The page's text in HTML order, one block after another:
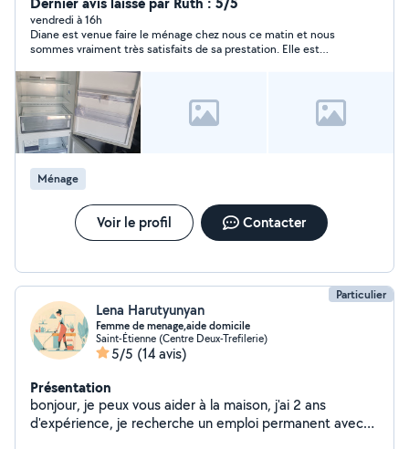
autonome, engagée et minutieuse dans mon travail.
Très empathique, attentionnée et discrète.
vendredi à 16h
Diane est venue faire le ménage chez nous ce matin et nous
sommes vraiment très satisfaits de sa prestation. Elle est
minutieuse. Le ménage a été fait avec beaucoup de soin et
tout était impeccable après son passage. Une personne
sérieuse, efficace et de confiance que je recommande sans
hésiter ! Merci encore Diane
Ménage
Voir le profil Contacter
Particulier
Lena Harutyunyan
Femme de menage,aide domicile
Saint-Étienne (Centre Deux-Trefilerie)
5/5 (14 avis)
Présentation
bonjour, je peux vous aider à la maison, j'ai 2 ans
d'expérience, je recherche un emploi permanent avec